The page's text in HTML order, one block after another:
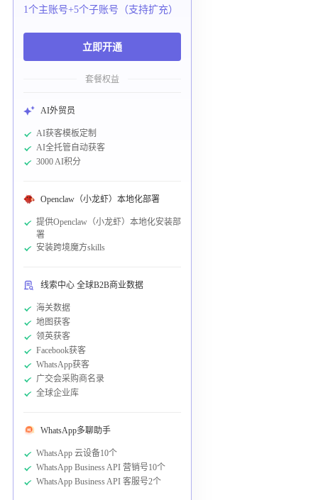
1个主账号+5个子账号（支持扩充）
立即开通
套餐权益
AI外贸员
AI获客模板定制
AI全托管自动获客
3000 AI积分
Openclaw（小龙虾）本地化部署
提供Openclaw（小龙虾）本地化安装部
署
安装跨境魔方skills
线索中心 全球B2B商业数据
海关数据
地图获客
领英获客
Facebook获客
WhatsApp获客
广交会采购商名录
全球企业库
WhatsApp多聊助手
WhatsApp 云设备10个
WhatsApp Business API 营销号10个
WhatsApp Business API 客服号2个